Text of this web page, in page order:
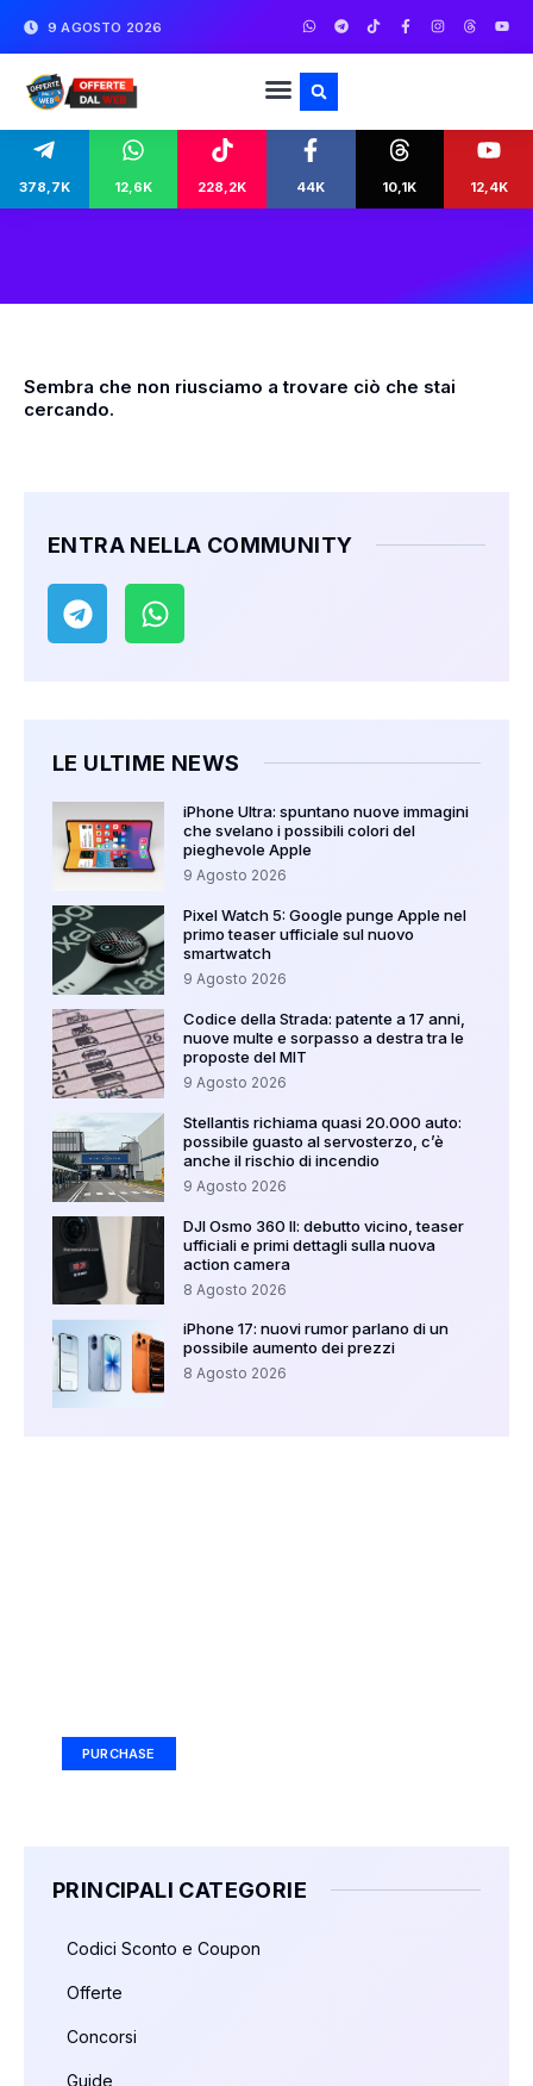
9 AGOSTO 2026
378,7K 12,6K 228,2K 44K 10,1K 12,4K
Sembra che non riusciamo a trovare ciò che stai
cercando.
ENTRA NELLA COMMUNITY
LE ULTIME NEWS
iPhone Ultra: spuntano nuove immagini
che svelano i possibili colori del
pieghevole Apple
9 Agosto 2026
Pixel Watch 5: Google punge Apple nel
primo teaser ufficiale sul nuovo
smartwatch
9 Agosto 2026
Codice della Strada: patente a 17 anni,
nuove multe e sorpasso a destra tra le
proposte del MIT
9 Agosto 2026
Stellantis richiama quasi 20.000 auto:
possibile guasto al servosterzo, c’è
anche il rischio di incendio
9 Agosto 2026
DJI Osmo 360 II: debutto vicino, teaser
ufficiali e primi dettagli sulla nuova
action camera
8 Agosto 2026
iPhone 17: nuovi rumor parlano di un
possibile aumento dei prezzi
8 Agosto 2026
PURCHASE
PRINCIPALI CATEGORIE
Codici Sconto e Coupon
Offerte
Concorsi
Guide